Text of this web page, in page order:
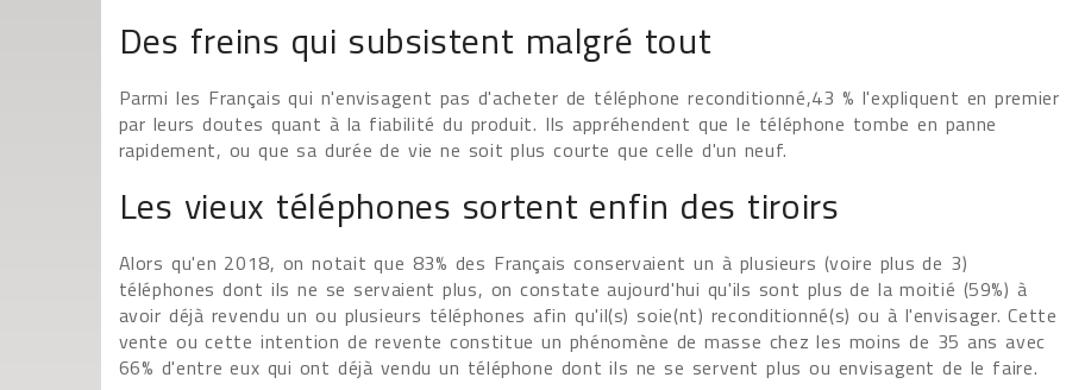
Des freins qui subsistent malgré tout
Parmi les Français qui n'envisagent pas d'acheter de téléphone reconditionné,43 % l'expliquent en premier
par leurs doutes quant à la fiabilité du produit. Ils appréhendent que le téléphone tombe en panne
rapidement, ou que sa durée de vie ne soit plus courte que celle d'un neuf.
Les vieux téléphones sortent enfin des tiroirs
Alors qu'en 2018, on notait que 83% des Français conservaient un à plusieurs (voire plus de 3)
téléphones dont ils ne se servaient plus, on constate aujourd'hui qu'ils sont plus de la moitié (59%) à
avoir déjà revendu un ou plusieurs téléphones afin qu'il(s) soie(nt) reconditionné(s) ou à l'envisager. Cette
vente ou cette intention de revente constitue un phénomène de masse chez les moins de 35 ans avec
66% d'entre eux qui ont déjà vendu un téléphone dont ils ne se servent plus ou envisagent de le faire.